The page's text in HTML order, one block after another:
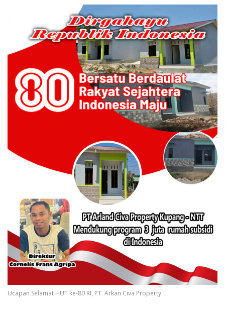
Ucapan Selamat HUT ke-80 RI, PT. Arkan Civa Property.